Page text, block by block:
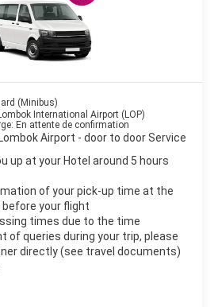
(Minibus)
International Airport (LOP)
En attente de confirmation
Airport - door to door Service
up at your Hotel around 5 hours
of your pick-up time at the
your flight
times due to the time
of queries during your trip, please
directly (see travel documents)